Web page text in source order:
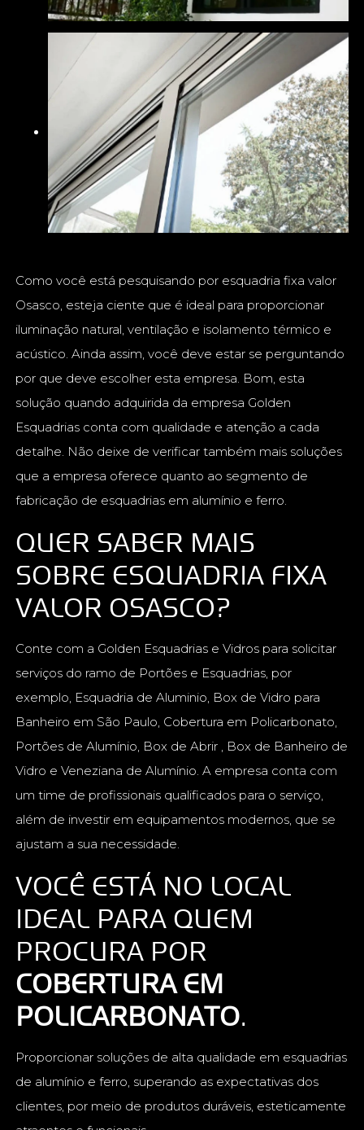
Como você está pesquisando por esquadria fixa valor
Osasco, esteja ciente que é ideal para proporcionar
iluminação natural, ventilação e isolamento térmico e
acústico. Ainda assim, você deve estar se perguntando
por que deve escolher esta empresa. Bom, esta
solução quando adquirida da empresa Golden
Esquadrias conta com qualidade e atenção a cada
detalhe. Não deixe de verificar também mais soluções
que a empresa oferece quanto ao segmento de
fabricação de esquadrias em alumínio e ferro.
QUER SABER MAIS
SOBRE ESQUADRIA FIXA
VALOR OSASCO?
Conte com a Golden Esquadrias e Vidros para solicitar
serviços do ramo de Portões e Esquadrias, por
exemplo, Esquadria de Aluminio, Box de Vidro para
Banheiro em São Paulo, Cobertura em Policarbonato,
Portões de Alumínio, Box de Abrir , Box de Banheiro de
Vidro e Veneziana de Alumínio. A empresa conta com
um time de profissionais qualificados para o serviço,
além de investir em equipamentos modernos, que se
ajustam a sua necessidade.
VOCÊ ESTÁ NO LOCAL
IDEAL PARA QUEM
PROCURA POR
COBERTURA EM
POLICARBONATO.
Proporcionar soluções de alta qualidade em esquadrias
de alumínio e ferro, superando as expectativas dos
clientes, por meio de produtos duráveis, esteticamente